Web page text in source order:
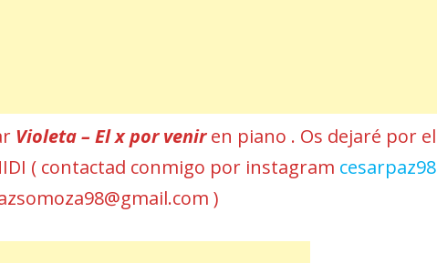
Violeta – El x por veniren piano . Os dejaré por el
( contactad conmigo por instagram cesarpaz98
)